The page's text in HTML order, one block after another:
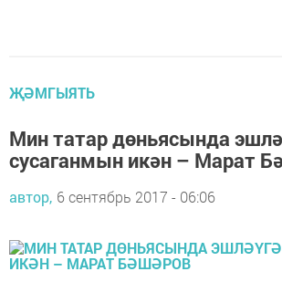
ҖӘМГЫЯТЬ
Мин татар дөньясында
сусаганмын икән – Марат
автор, 6 сентябрь 2017 - 06:06